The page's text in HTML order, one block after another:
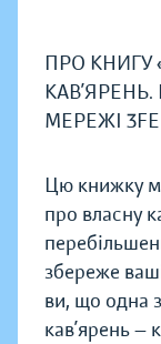
ПРО
МЕРЕЖІ
Цю книжку
про власну
збереже
ви, що одна
кав’ярень —